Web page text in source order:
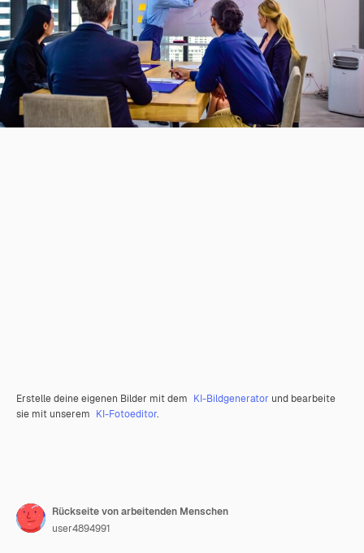
Erstelle deine eigenen Bilder mit dem KI-Bildgenerator und bearbeite
sie mit unserem KI-Fotoeditor.
Rückseite von arbeitenden Menschen
user4894991